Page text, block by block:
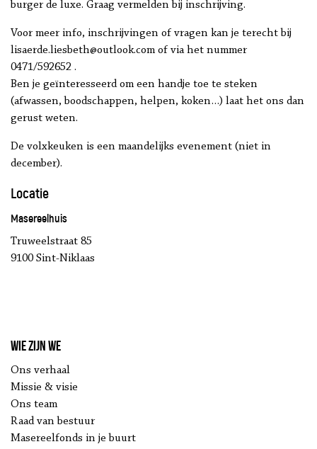
burger de luxe. Graag vermelden bij inschrijving.
Voor meer info, inschrijvingen of vragen kan je terecht bij
lisaerde.liesbeth@outlook.com of via het nummer
0471/592652 .
Ben je geïnteresseerd om een handje toe te steken
(afwassen, boodschappen, helpen, koken…) laat het ons dan
gerust weten.
De volxkeuken is een maandelijks evenement (niet in
december).
Locatie
Masereelhuis
Truweelstraat 85
9100 Sint-Niklaas
Wie zijn we
Ons verhaal
Missie & visie
Ons team
Raad van bestuur
Masereelfonds in je buurt